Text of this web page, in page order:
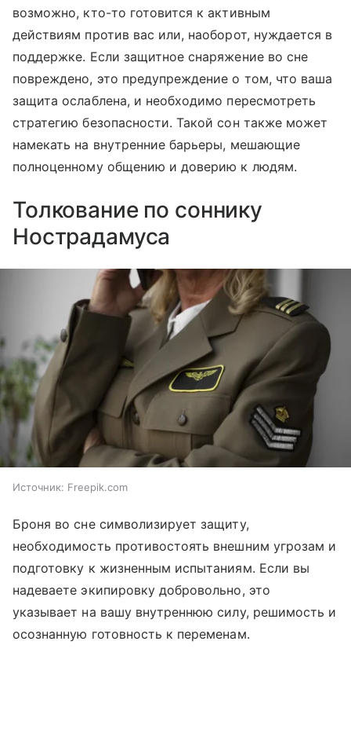
возможно, кто-то готовится к активным
действиям против вас или, наоборот, нуждается в
поддержке. Если защитное снаряжение во сне
повреждено, это предупреждение о том, что ваша
защита ослаблена, и необходимо пересмотреть
стратегию безопасности. Такой сон также может
намекать на внутренние барьеры, мешающие
полноценному общению и доверию к людям.
Толкование по соннику
Нострадамуса
Источник: Freepik.com
Броня во сне символизирует защиту,
необходимость противостоять внешним угрозам и
подготовку к жизненным испытаниям. Если вы
надеваете экипировку добровольно, это
указывает на вашу внутреннюю силу, решимость и
осознанную готовность к переменам.